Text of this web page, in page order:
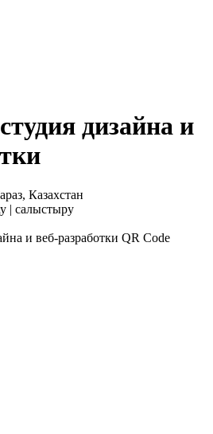
дизайна и
Казахстан
| салыстыру